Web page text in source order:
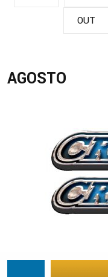
OUT
AGOSTO
7ª ETAPA -
03/08/
8ª ETAPA -